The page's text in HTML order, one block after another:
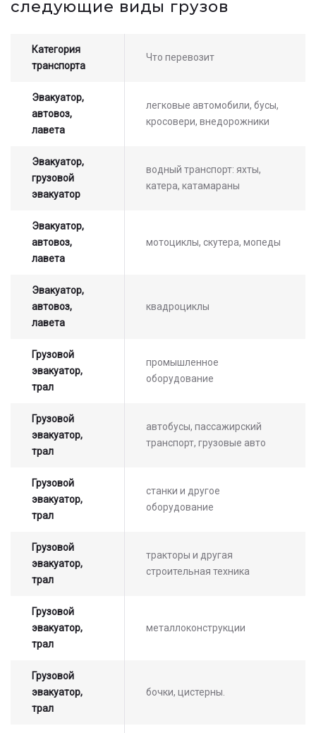
следующие виды грузов
Категория
транспорта
Что перевозит
Эвакуатор,
автовоз,
лавета
легковые автомобили, бусы,
кросовери, внедорожники
Эвакуатор,
грузовой
эвакуатор
водный транспорт: яхты,
катера, катамараны
Эвакуатор,
автовоз,
лавета
мотоциклы, скутера, мопеды
Эвакуатор,
автовоз,
лавета
квадроциклы
Грузовой
эвакуатор,
трал
промышленное
оборудование
Грузовой
эвакуатор,
трал
автобусы, пассажирский
транспорт, грузовые авто
Грузовой
эвакуатор,
трал
станки и другое
оборудование
Грузовой
эвакуатор,
трал
тракторы и другая
строительная техника
Грузовой
эвакуатор,
трал
металлоконструкции
Грузовой
эвакуатор,
трал
бочки, цистерны.
оператором